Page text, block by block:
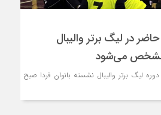
در لیگ برتر والیبال
مشخص می‌شود
لیگ برتر والیبال نشسته بانوان فردا صبح